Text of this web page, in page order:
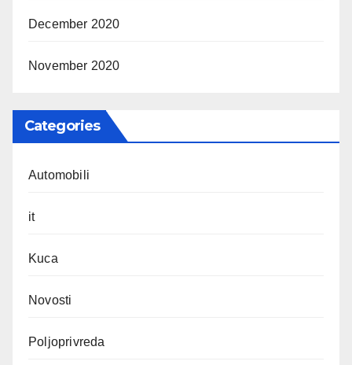
December 2020
November 2020
Categories
Automobili
it
Kuca
Novosti
Poljoprivreda